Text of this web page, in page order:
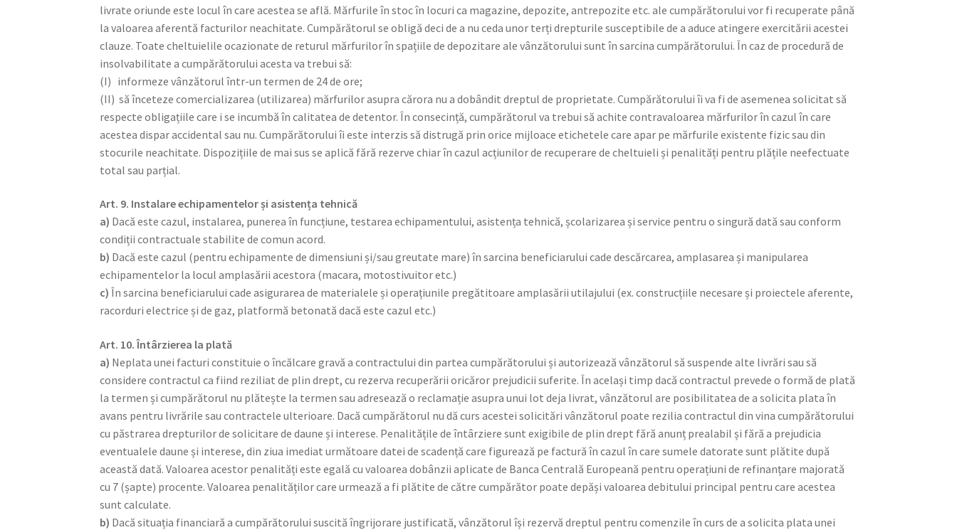
livrate oriunde este locul în care acestea se află. Mărfurile în stoc în locuri ca magazine, depozite, antrepozite etc. ale cumpărătorului vor fi recuperate până
la valoarea aferentă facturilor neachitate. Cumpărătorul se obligă deci de a nu ceda unor terți drepturile susceptibile de a aduce atingere exercitării acestei
clauze. Toate cheltuielile ocazionate de returul mărfurilor în spațiile de depozitare ale vânzătorului sunt în sarcina cumpărătorului. În caz de procedură de
insolvabilitate a cumpărătorului acesta va trebui să:
(I) informeze vânzătorul într-un termen de 24 de ore;
(II) să înceteze comercializarea (utilizarea) mărfurilor asupra cărora nu a dobândit dreptul de proprietate. Cumpărătorului îi va fi de asemenea solicitat să
respecte obligațiile care i se incumbă în calitatea de detentor. În consecință, cumpărătorul va trebui să achite contravaloarea mărfurilor în cazul în care
acestea dispar accidental sau nu. Cumpărătorului îi este interzis să distrugă prin orice mijloace etichetele care apar pe mărfurile existente fizic sau din
stocurile neachitate. Dispozițiile de mai sus se aplică fără rezerve chiar în cazul acțiunilor de recuperare de cheltuieli și penalități pentru plățile neefectuate
total sau parțial.
Art. 9. Instalare echipamentelor și asistența tehnică
a) Dacă este cazul, instalarea, punerea în funcțiune, testarea echipamentului, asistența tehnică, școlarizarea și service pentru o singură dată sau conform
condiții contractuale stabilite de comun acord.
b) Dacă este cazul (pentru echipamente de dimensiuni și/sau greutate mare) în sarcina beneficiarului cade descărcarea, amplasarea și manipularea
echipamentelor la locul amplasării acestora (macara, motostivuitor etc.)
c) În sarcina beneficiarului cade asigurarea de materialele și operațiunile pregătitoare amplasării utilajului (ex. construcțiile necesare și proiectele aferente,
racorduri electrice și de gaz, platformă betonată dacă este cazul etc.)
Art. 10. Întârzierea la plată
a) Neplata unei facturi constituie o încălcare gravă a contractului din partea cumpărătorului și autorizează vânzătorul să suspende alte livrări sau să
considere contractul ca fiind reziliat de plin drept, cu rezerva recuperării oricăror prejudicii suferite. În același timp dacă contractul prevede o formă de plată
la termen și cumpărătorul nu plătește la termen sau adresează o reclamație asupra unui lot deja livrat, vânzătorul are posibilitatea de a solicita plata în
avans pentru livrările sau contractele ulterioare. Dacă cumpărătorul nu dă curs acestei solicitări vânzătorul poate rezilia contractul din vina cumpărătorului
cu păstrarea drepturilor de solicitare de daune și interese. Penalitățile de întârziere sunt exigibile de plin drept fără anunț prealabil și fără a prejudicia
eventualele daune și interese, din ziua imediat următoare datei de scadență care figurează pe factură în cazul în care sumele datorate sunt plătite după
această dată. Valoarea acestor penalități este egală cu valoarea dobânzii aplicate de Banca Centrală Europeană pentru operațiuni de refinanțare majorată
cu 7 (șapte) procente. Valoarea penalităților care urmează a fi plătite de către cumpărător poate depăși valoarea debitului principal pentru care acestea
sunt calculate.
b) Dacă situația financiară a cumpărătorului suscită îngrijorare justificată, vânzătorul își rezervă dreptul pentru comenzile în curs de a solicita plata unei